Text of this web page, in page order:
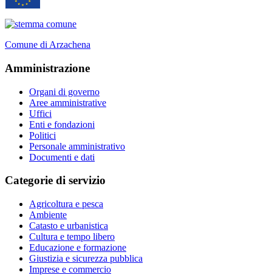
Comune di Arzachena
Amministrazione
Organi di governo
Aree amministrative
Uffici
Enti e fondazioni
Politici
Personale amministrativo
Documenti e dati
Categorie di servizio
Agricoltura e pesca
Ambiente
Catasto e urbanistica
Cultura e tempo libero
Educazione e formazione
Giustizia e sicurezza pubblica
Imprese e commercio